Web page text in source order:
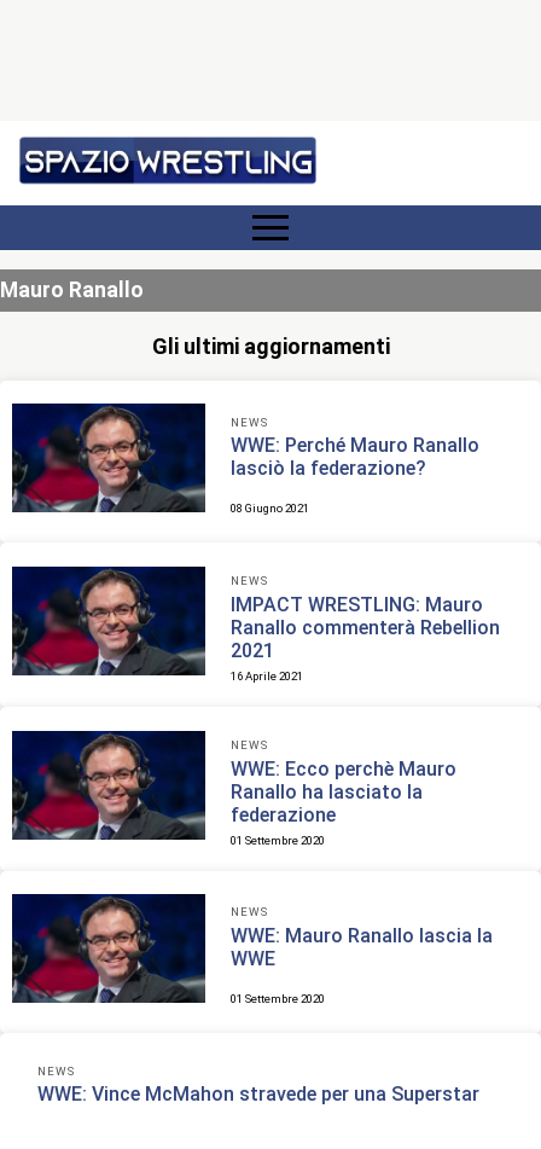
Mauro Ranallo
Gli ultimi aggiornamenti
NEWS
WWE: Perché Mauro Ranallo
lasciò la federazione?
08 Giugno 2021
NEWS
IMPACT WRESTLING: Mauro
Ranallo commenterà Rebellion
2021
16 Aprile 2021
NEWS
WWE: Ecco perchè Mauro
Ranallo ha lasciato la
federazione
01 Settembre 2020
NEWS
WWE: Mauro Ranallo lascia la
WWE
01 Settembre 2020
NEWS
WWE: Vince McMahon stravede per una Superstar